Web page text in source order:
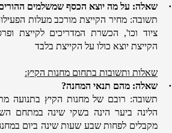
·
שאלה: על מה יוצא הכסף שמשלמים
תשובה: מחיר הקייצת מורכב מעלות
ציוד וכו', הכשרת המדריכים לקייצת
הקייצת יוצא כולו על הקייצת בלבד
שאלות ותשובות בתחום מחנות הקיץ:
·
שאלה: מהם תנאי המחנה?
תשובה: רובם של מחנות הקיץ בתנועה
הלינה ביער הינה בשקי שינה במתחם
מקבלים לפחות שבע שעות שינה ביום